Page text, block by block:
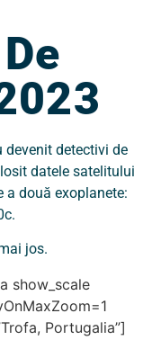
devenit detectivi de
datele satelitului
a două exoplanete:
jos.
show_scale
Portugalia”]